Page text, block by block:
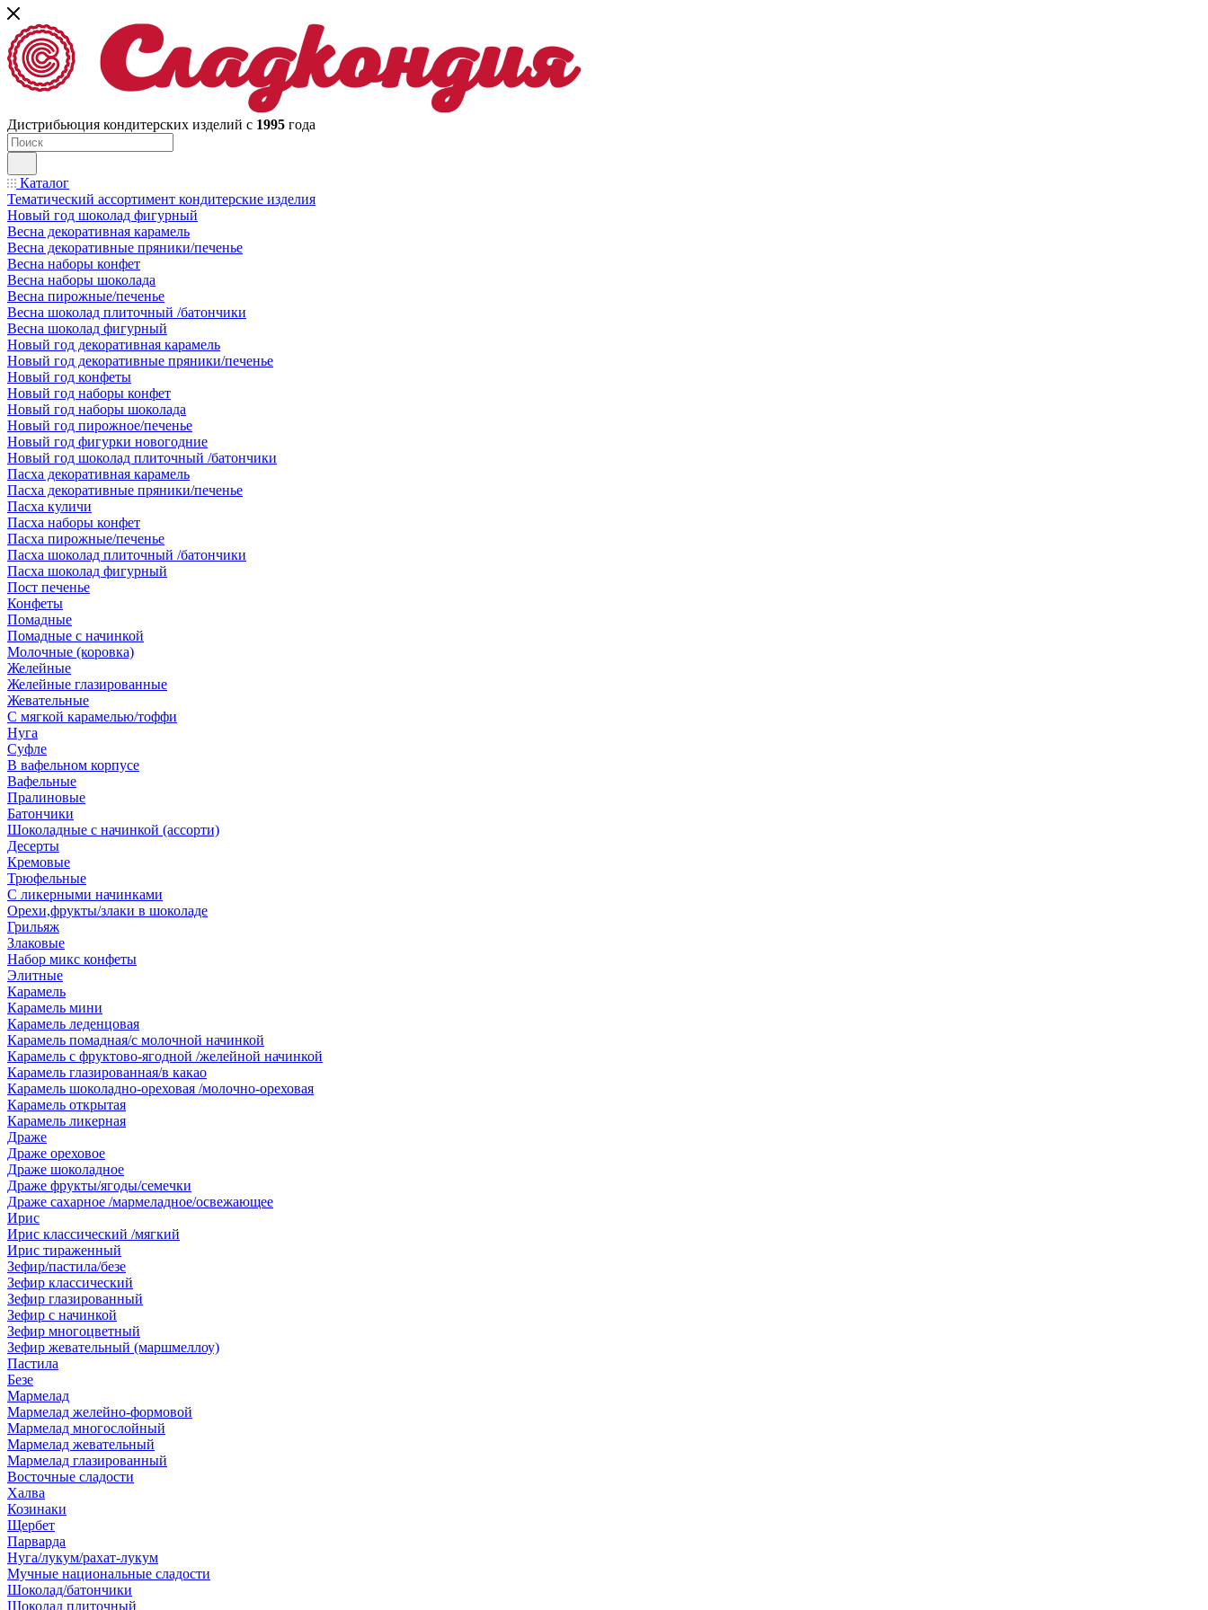
Дистрибьюция кондитерских изделий с 1995 года
Каталог
Тематический ассортимент кондитерские изделия
Новый год шоколад фигурный
Весна декоративная карамель
Весна декоративные пряники/печенье
Весна наборы конфет
Весна наборы шоколада
Весна пирожные/печенье
Весна шоколад плиточный /батончики
Весна шоколад фигурный
Новый год декоративная карамель
Новый год декоративные пряники/печенье
Новый год конфеты
Новый год наборы конфет
Новый год наборы шоколада
Новый год пирожное/печенье
Новый год фигурки новогодние
Новый год шоколад плиточный /батончики
Пасха декоративная карамель
Пасха декоративные пряники/печенье
Пасха куличи
Пасха наборы конфет
Пасха пирожные/печенье
Пасха шоколад плиточный /батончики
Пасха шоколад фигурный
Пост печенье
Конфеты
Помадные
Помадные с начинкой
Молочные (коровка)
Желейные
Желейные глазированные
Жевательные
С мягкой карамелью/тоффи
Нуга
Суфле
В вафельном корпусе
Вафельные
Пралиновые
Батончики
Шоколадные с начинкой (ассорти)
Десерты
Кремовые
Трюфельные
С ликерными начинками
Орехи,фрукты/злаки в шоколаде
Грильяж
Злаковые
Набор микс конфеты
Элитные
Карамель
Карамель мини
Карамель леденцовая
Карамель помадная/с молочной начинкой
Карамель с фруктово-ягодной /желейной начинкой
Карамель глазированная/в какао
Карамель шоколадно-ореховая /молочно-ореховая
Карамель открытая
Карамель ликерная
Драже
Драже ореховое
Драже шоколадное
Драже фрукты/ягоды/семечки
Драже сахарное /мармеладное/освежающее
Ирис
Ирис классический /мягкий
Ирис тираженный
Зефир/пастила/безе
Зефир классический
Зефир глазированный
Зефир с начинкой
Зефир многоцветный
Зефир жевательный (маршмеллоу)
Пастила
Безе
Мармелад
Мармелад желейно-формовой
Мармелад многослойный
Мармелад жевательный
Мармелад глазированный
Восточные сладости
Халва
Козинаки
Щербет
Парварда
Нуга/лукум/рахат-лукум
Мучные национальные сладости
Шоколад/батончики
Шоколад плиточный